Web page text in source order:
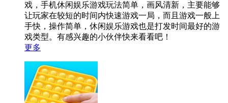
戏，手机休闲娱乐游戏玩法简单，画风清新，主要能够
让玩家在较短的时间内快速游戏一局，而且游戏一般上
手快，操作简单，休闲娱乐游戏也是打发时间最好的游
戏类型。有感兴趣的小伙伴快来看看吧！
更多